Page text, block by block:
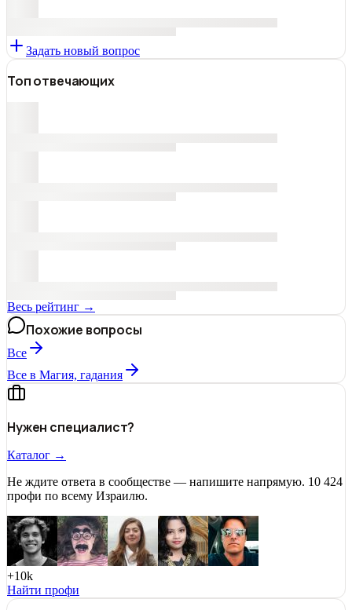
Задать новый вопрос
Топ отвечающих
Весь рейтинг →
Похожие вопросы
Все
Все в Магия, гадания
Нужен специалист?
Каталог →
Не ждите ответа в сообществе — напишите напрямую. 10 424
профи по всему Израилю.
+10k
Найти профи